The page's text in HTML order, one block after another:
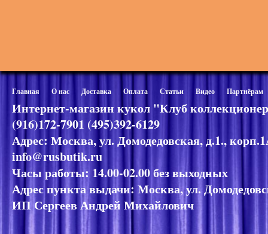
Главная О нас Доставка Оплата Статьи Видео Партнёрам
Интернет-магазин кукол "Клуб
(916)172-7901 (495)392-6129
Адрес: Москва, ул. Домодедовская, д.1.,
info@rusbutik.ru
Часы работы: 14.00-02.00 без выходных
Адрес пункта выдачи: Москва, ул.
ИП Сергеев Андрей Михайлович